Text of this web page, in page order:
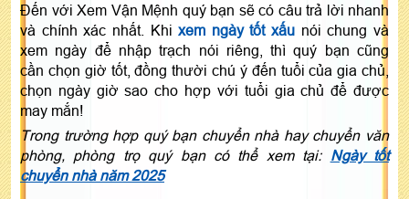
Đến với Xem Vận Mệnh quý bạn sẽ có câu trả lời nhanh
và chính xác nhất. Khixem ngày tốt xấu nói chung và
xem ngày để nhập trạch nói riêng, thì quý bạn cũng
cần chọn giờ tốt, đồng thười chú ý đến tuổi của gia chủ,
chọn ngày giờ sao cho hợp với tuổi gia chủ để được
may mắn!
Trong trường hợp quý bạn chuyển nhà hay chuyển văn
phòng, phòng trọ quý bạn có thể xem tại: Ngày tốt
chuyển nhà năm 2025